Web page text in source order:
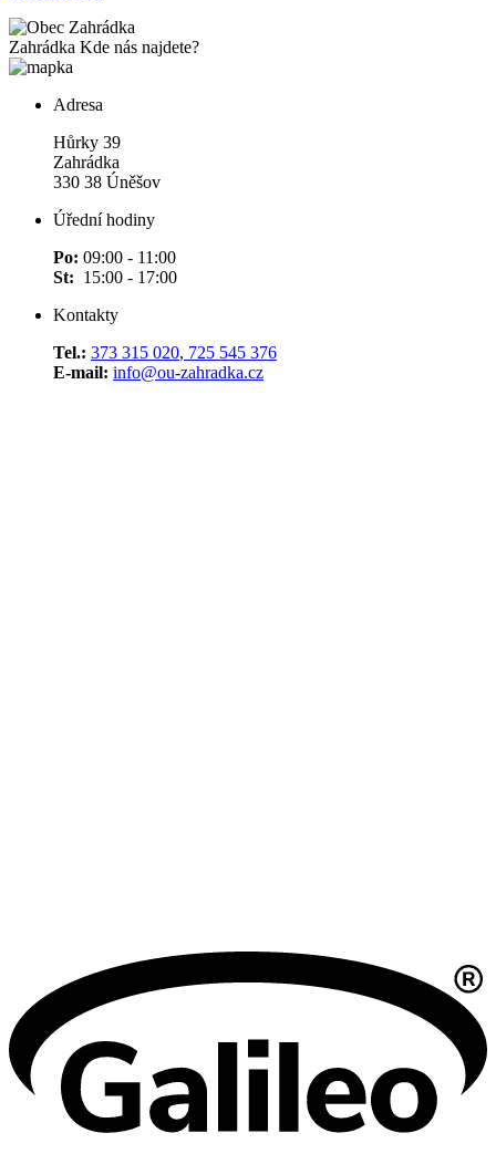
Zahrádka Kde nás najdete?
Adresa
Hůrky 39
Zahrádka
330 38 Úněšov
Úřední hodiny
Po: 09:00 - 11:00
St: 15:00 - 17:00
Kontakty
Tel.: 373 315 020, 725 545 376
E-mail: info@ou-zahradka.cz